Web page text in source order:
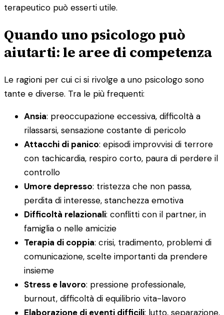
terapeutico può esserti utile.
Quando uno psicologo può
aiutarti: le aree di competenza
Le ragioni per cui ci si rivolge a uno psicologo sono
tante e diverse. Tra le più frequenti:
Ansia: preoccupazione eccessiva, difficoltà a
rilassarsi, sensazione costante di pericolo
Attacchi di panico: episodi improvvisi di terrore
con tachicardia, respiro corto, paura di perdere il
controllo
Umore depresso: tristezza che non passa,
perdita di interesse, stanchezza emotiva
Difficoltà relazionali: conflitti con il partner, in
famiglia o nelle amicizie
Terapia di coppia: crisi, tradimento, problemi di
comunicazione, scelte importanti da prendere
insieme
Stress e lavoro: pressione professionale,
burnout, difficoltà di equilibrio vita-lavoro
Elaborazione di eventi difficili: lutto, separazione,